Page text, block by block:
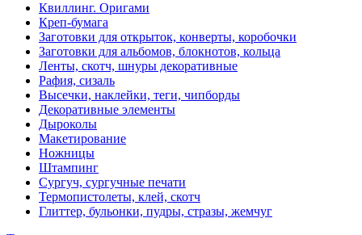
Квиллинг. Оригами
Креп-бумага
Заготовки для открыток, конверты, коробочки
Заготовки для альбомов, блокнотов, кольца
Ленты, скотч, шнуры декоративные
Рафия, сизаль
Высечки, наклейки, теги, чипборды
Декоративные элементы
Дыроколы
Макетирование
Ножницы
Штампинг
Сургуч, сургучные печати
Термопистолеты, клей, скотч
Глиттер, бульонки, пудры, стразы, жемчуг